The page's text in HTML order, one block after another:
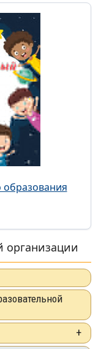
образования
организации